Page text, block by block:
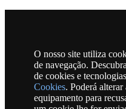
O nosso site utiliza
de navegação.
de cookies e
Cookies. Poderá
equipamento para